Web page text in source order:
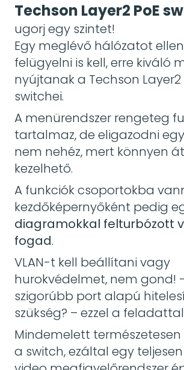
Techson Layer2 PoE
ugorj egy szintet!
Egy meglévő hálózatot
felügyelni is kell, erre kiváló
nyújtanak a Techson Layer2
switchei.
A menürendszer rengeteg
tartalmaz, de eligazodni
nem nehéz, mert könnyen
kezelhető.
A funkciók csoportokba
kezdőképernyőként pedig
diagramokkal felturbózott
fogad.
VLAN-t kell beállítani vagy
hurokvédelmet, nem gond!
szigorúbb port alapú
szükség? – ezzel a
Mindemelett természetesen
a switch, ezáltal egy